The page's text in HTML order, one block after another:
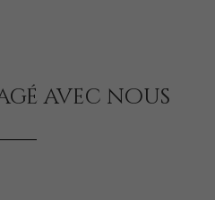
avec nous